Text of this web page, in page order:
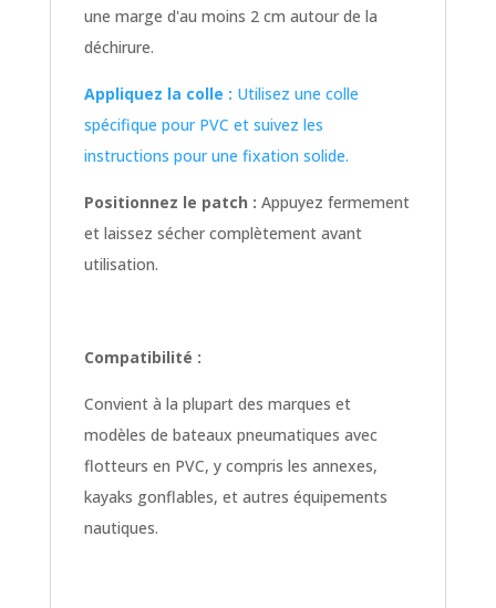
une marge d'au moins 2 cm autour de la
déchirure.
Appliquez la colle : Utilisez une colle
spécifique pour PVC et suivez les
instructions pour une fixation solide.
Positionnez le patch : Appuyez fermement
et laissez sécher complètement avant
utilisation.
Compatibilité :
Convient à la plupart des marques et
modèles de bateaux pneumatiques avec
flotteurs en PVC, y compris les annexes,
kayaks gonflables, et autres équipements
nautiques.